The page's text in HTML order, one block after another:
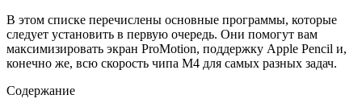
В этом списке перечислены основные программы, которые
следует установить в первую очередь. Они помогут вам
максимизировать экран ProMotion, поддержку Apple Pencil и,
конечно же, всю скорость чипа M4 для самых разных задач.
Содержание